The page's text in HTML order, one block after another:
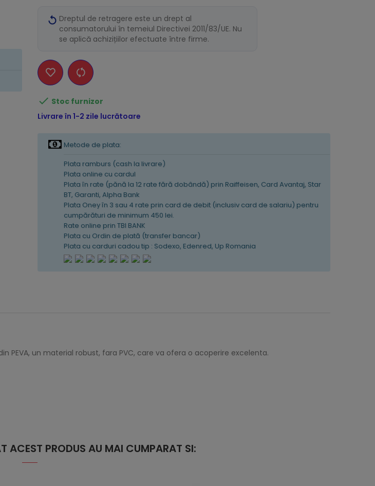
Dreptul de retragere este un drept al
consumatorului în temeiul Directivei 2011/83/UE. Nu
se aplică achizițiilor efectuate între firme.
 Stoc furnizor
Livrare în 1-2 zile lucrătoare
Metode de plata:
Plata ramburs (cash la livrare)
Plata online cu cardul
Plata în rate (pănă la 12 rate fără dobândă) prin Raiffeisen, Card Avantaj, Star
BT, Garanti, Alpha Bank
Plata Oney în 3 sau 4 rate prin card de debit (inclusiv card de salariu) pentru
cumpărături de minimum 450 lei.
Rate online prin TBI BANK
Plata cu Ordin de plată (transfer bancar)
Plata cu carduri cadou tip : Sodexo, Edenred, Up Romania
PEVA, un material robust, fara PVC, care va ofera o acoperire excelenta.
ACEST PRODUS AU MAI CUMPARAT SI: